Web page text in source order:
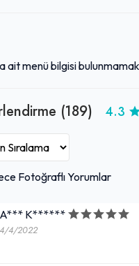
çalışanlarıyla konuklarına
ve sunulan
getiriyor.
ait menü bilgisi
(189) 4.3
Fotoğraflı Yorumlar
A*** K******
4/4/2022